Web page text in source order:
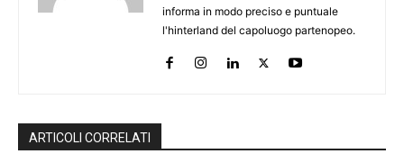
informa in modo preciso e puntuale
l'hinterland del capoluogo partenopeo.
ARTICOLI CORRELATI